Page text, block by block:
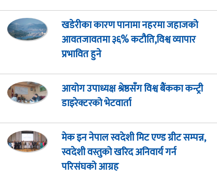
खडेरीका कारण पानामा नहरमा जहाजको
आवतजावतमा ३६% कटौति,विश्व व्यापार
प्रभावित हुने
आयोग उपाध्यक्ष श्रेष्ठसँग विश्व बैंकका कन्ट्री
डाइरेक्टरको भेटवार्ता
मेक इन नेपाल स्वदेशी मिट एण्ड ग्रीट सम्पन्न,
स्वदेशी वस्तुको खरिद अनिवार्य गर्न
परिसंघको आग्रह